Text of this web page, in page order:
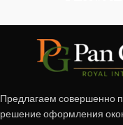
Предлагаем совершенно
решение оформления